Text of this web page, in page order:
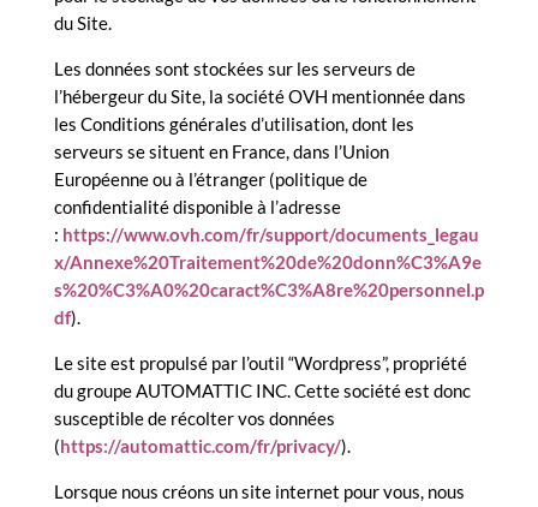
du Site.
Les données sont stockées sur les serveurs de
l’hébergeur du Site, la société OVH mentionnée dans
les Conditions générales d’utilisation, dont les
serveurs se situent en France, dans l’Union
Européenne ou à l’étranger (politique de
confidentialité disponible à l’adresse
: https://www.ovh.com/fr/support/documents_legau
x/Annexe%20Traitement%20de%20donn%C3%A9e
s%20%C3%A0%20caract%C3%A8re%20personnel.p
df).
Le site est propulsé par l’outil “Wordpress”, propriété
du groupe AUTOMATTIC INC. Cette société est donc
susceptible de récolter vos données
(https://automattic.com/fr/privacy/).
Lorsque nous créons un site internet pour vous, nous